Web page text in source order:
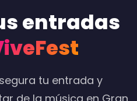
entradas
tu entrada y